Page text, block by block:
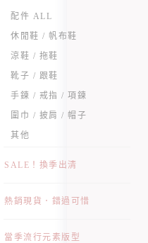
配件 ALL
休閒鞋 / 帆布鞋
涼鞋 / 拖鞋
靴子 / 跟鞋
手鍊 / 戒指 / 項鍊
圍巾 / 披肩 / 帽子
其他
SALE！換季出清
熱銷現貨．錯過可惜
當季流行元素版型